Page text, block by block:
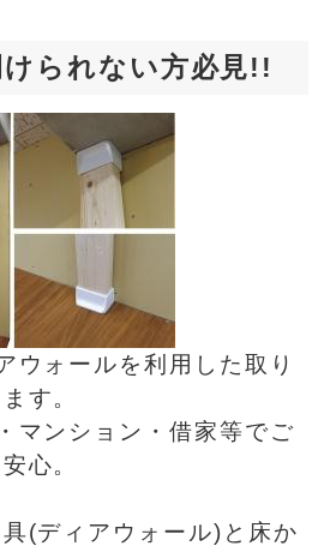
られない方必見!!
ウォールを利用した取り
す。
マンション・借家等でご
心。
(ディアウォール)と床か